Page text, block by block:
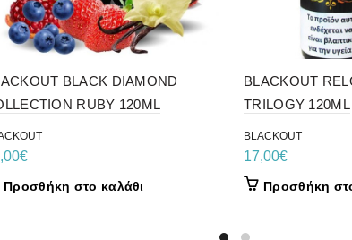
BLACK DIAMOND
RUBY 120ML
€
Προσθήκη στο καλάθι
BLACKOUT
TRILOGY 120ML
BLACKOUT
17,00€
Προσθήκη